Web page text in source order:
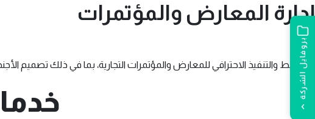
بروفايل الشركة
›
إدارة المعارض والمؤتمرات
التخطيط والتنفيذ الاحترافي للمعارض والمؤتمرات التجارية، بما في ذلك تصميم